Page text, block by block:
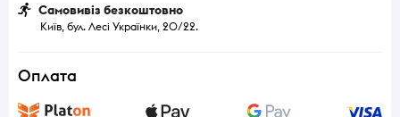
Самовивіз безкоштовно
Київ, бул. Лесі Українки, 20/22.
Оплата